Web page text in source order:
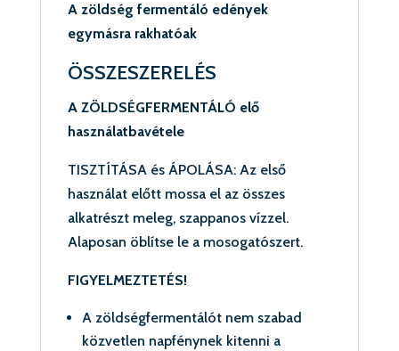
A zöldség fermentáló edények
egymásra rakhatóak
ÖSSZESZERELÉS
A ZÖLDSÉGFERMENTÁLÓ elő
használatbavétele
TISZTÍTÁSA és ÁPOLÁSA: Az első
használat előtt mossa el az összes
alkatrészt meleg, szappanos vízzel.
Alaposan öblítse le a mosogatószert.
FIGYELMEZTETÉS!
A zöldségfermentálót nem szabad
közvetlen napfénynek kitenni a